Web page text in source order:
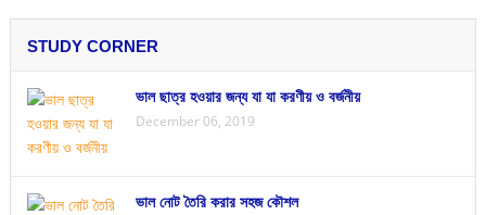
STUDY CORNER
ভাল ছাত্র হওয়ার জন্য যা যা করণীয় ও বর্জনীয়
December 06, 2019
ভাল নোট তৈরি করার সহজ কৌশল